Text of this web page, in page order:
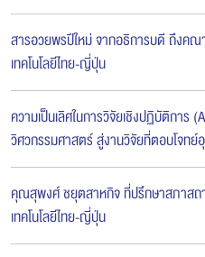
สารอวยพรปีใหม่ จากอธิการบดี ถึงค
เทคโนโลยีไทย-ญี่ปุ่น
ความเป็นเลิศในการวิจัยเชิงปฏิบัติการ
วิศวกรรมศาสตร์ สู่งานวิจัยที่ตอบโจทย์
คุณสุพงศ์ ชยุตสาหกิจ ที่ปรึกษาสภาสถ
เทคโนโลยีไทย-ญี่ปุ่น